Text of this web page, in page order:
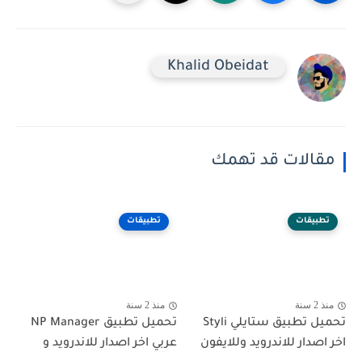
Khalid Obeidat
مقالات قد تهمك
تطبيقات
منذ 2 سنة
تحميل تطبيق ستايلي Styli
اخر اصدار للاندرويد وللايفون
تطبيقات
منذ 2 سنة
تحميل تطبيق NP Manager
عربي اخر اصدار للاندرويد و